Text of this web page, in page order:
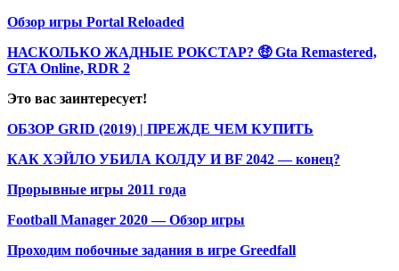
Обзор игры Portal Reloaded
НАСКОЛЬКО ЖАДНЫЕ РОКСТАР? 🤑 Gta Remastered,
GTA Online, RDR 2
Это вас заинтересует!
ОБЗОР GRID (2019) | ПРЕЖДЕ ЧЕМ КУПИТЬ
КАК ХЭЙЛО УБИЛА КОЛДУ И BF 2042 — конец?
Прорывные игры 2011 года
Football Manager 2020 — Обзор игры
Проходим побочные задания в игре Greedfall